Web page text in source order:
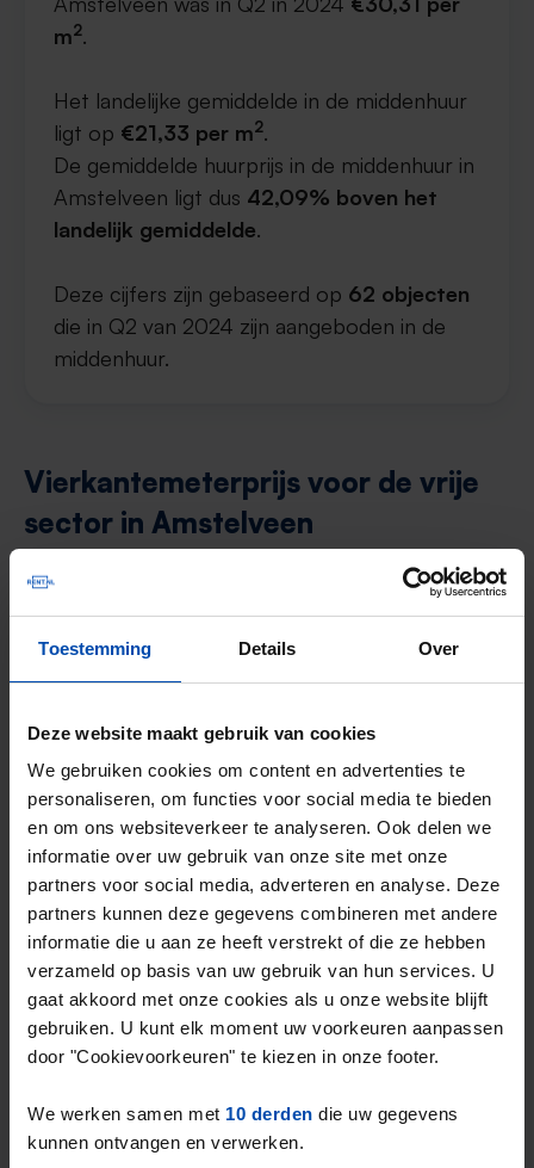
Toestemming Details Over
Deze website maakt gebruik van cookies
We gebruiken cookies om content en advertenties te
personaliseren, om functies voor social media te bieden
en om ons websiteverkeer te analyseren. Ook delen we
informatie over uw gebruik van onze site met onze
partners voor social media, adverteren en analyse. Deze
partners kunnen deze gegevens combineren met andere
informatie die u aan ze heeft verstrekt of die ze hebben
verzameld op basis van uw gebruik van hun services. U
gaat akkoord met onze cookies als u onze website blijft
gebruiken. U kunt elk moment uw voorkeuren aanpassen
door "Cookievoorkeuren" te kiezen in onze footer.
We werken samen met 10 derden die uw gegevens
kunnen ontvangen en verwerken.
m2.
Het landelijke gemiddelde in de middenhuur
ligt op €21,33 per m2.
De gemiddelde huurprijs in de middenhuur in
Amstelveen ligt dus 42,09% boven het
landelijk gemiddelde.
Deze cijfers zijn gebaseerd op 62 objecten
die in Q2 van 2024 zijn aangeboden in de
middenhuur.
Vierkantemeterprijs voor de vrije
sector in Amstelveen
De gemiddelde huurprijs in de vrije sector in
2
Het landelijke gemiddelde in de vrije sector
ligt op€18,86 per m .
De gemiddelde huurprijs in de vrije sector in
Amstelveen ligt dus35,13% boven het
landelijk gemiddelde.
Deze cijfers zijn gebaseerd op604
objecten die in Q2 van 2024 zijn
aangeboden in de vrije sector.
Overzicht huurprijzen & aanbod in
Amstelveen (Q2-2024)